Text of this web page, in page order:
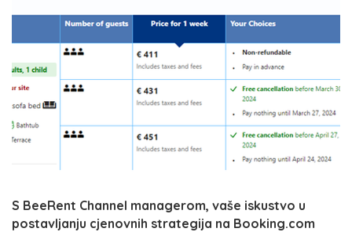
S BeeRent Channel managerom, vaše iskustvo u
postavljanju cjenovnih strategija na Booking.com